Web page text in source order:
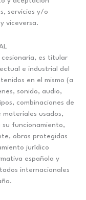
servicios y/o
viceversa.
cesionaria, es titular
e industrial del
en el mismo (a
sonido, audio,
combinaciones de
usados,
su funcionamiento,
obras protegidas
jurídico
española y
internacionales